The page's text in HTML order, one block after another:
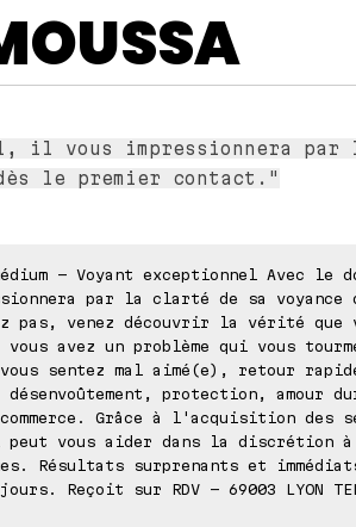
il vous impressionnera par
le premier contact."
- Voyant exceptionnel Avec le
par la clarté de sa voyance
pas, venez découvrir la vérité que
avez un problème qui vous
sentez mal aimé(e), retour
protection, amour
Grâce à l'acquisition des
vous aider dans la discrétion à
Résultats surprenants et
Reçoit sur RDV - 69003 LYON